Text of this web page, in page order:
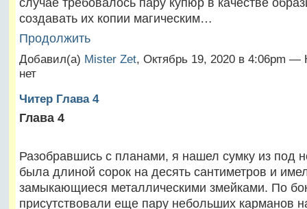
создавать их копии магическим…
Продолжить
Добавил(а) Mister Zet, Октябрь 19, 2020 в 4:06pm —
нет
Читер Глава 4
Глава 4
Разобравшись с планами, я нашел сумку из под
была длиной сорок на десять сантиметров и
замыкающиеся металлическими змейками. По
присутствовали еще пару небольших карманов